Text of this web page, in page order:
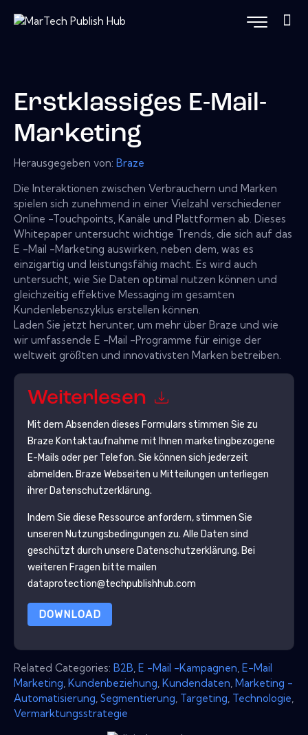
Erstklassiges E-Mail-
Marketing
Herausgegeben von: Braze
Die Interaktionen zwischen Verbrauchern und Marken
spielen sich zunehmend in einer Vielzahl verschiedener
Online -Touchpoints, Kanäle und Plattformen ab. Dieses
Whitepaper untersucht wichtige Trends, die sich auf das
E -Mail -Marketing auswirken, neben dem, was es
einzigartig und leistungsfähig macht. Es wird auch
untersucht, wie Sie Daten optimal nutzen können und
gleichzeitig effektive Messaging im gesamten
Kundenlebenszyklus erstellen können.
Laden Sie jetzt herunter, um mehr über Braze und wie
wir umfassende E -Mail -Programme für einige der
weltweit größten und innovativsten Marken betreiben.
Weiterlesen
Mit dem Absenden dieses Formulars stimmen Sie zu
Braze Kontaktaufnahme mit Ihnen marketingbezogene
E-Mails oder per Telefon. Sie können sich jederzeit
abmelden. Braze Webseiten u Mitteilungen unterliegen
ihrer Datenschutzerklärung.
Indem Sie diese Ressource anfordern, stimmen Sie
unseren Nutzungsbedingungen zu. Alle Daten sind
geschützt durch unsere Datenschutzerklärung. Bei
weiteren Fragen bitte mailen
dataprotection@techpublishhub.com
DOWNLOAD
Related Categories: B2B E -Mail -Kampagnen E-Mail
Marketing Kundenbeziehung Kundendaten Marketing -
Automatisierung Segmentierung Targeting Technologie
Vermarktungsstrategie